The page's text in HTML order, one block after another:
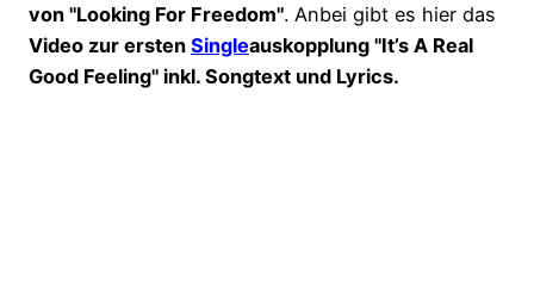
von "Looking For Freedom". Anbei gibt es hier das
Video zur ersten Singleauskopplung "It’s A Real
Good Feeling" inkl. Songtext und Lyrics.